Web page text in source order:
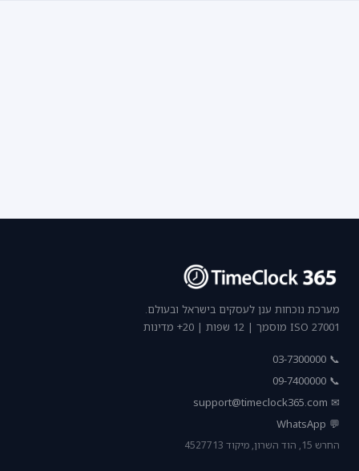
מערכת נוכחות ענן לעסקים בישראל ובעולם.
ISO 27001 מוסמך | 12 שפות | 20+ מדינות
📞 03-7300000
📞 09-7400000
✉
support@timeclock365.com
💬 WhatsApp
החרש 15, הוד השרון, מיקוד 4527713